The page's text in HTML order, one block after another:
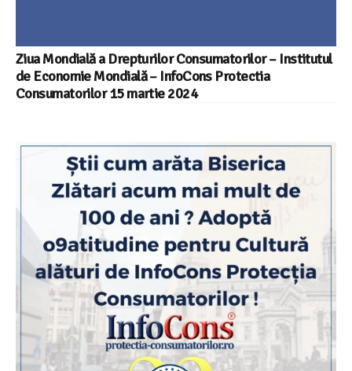
Ziua Mondială a Drepturilor Consumatorilor – Institutul
de Economie Mondială – InfoCons Protectia
Consumatorilor 15 martie 2024